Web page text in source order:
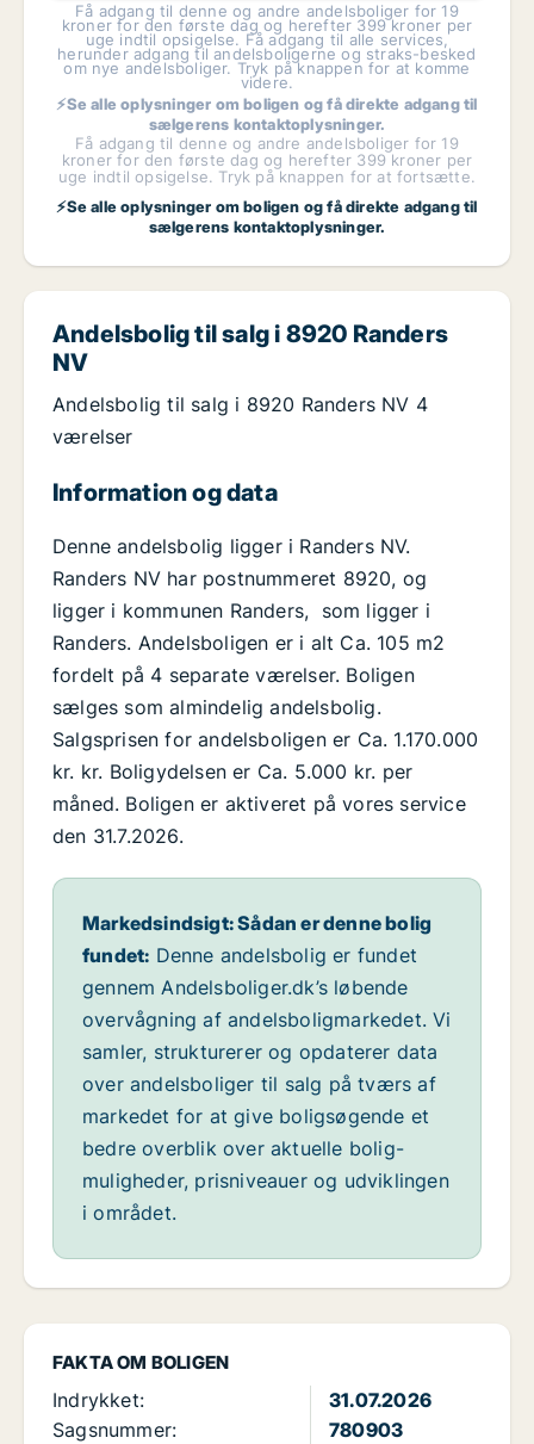
Få adgang til denne og andre andelsboliger for 19
kroner for den første dag og herefter 399 kroner per
uge indtil opsigelse. Få adgang til alle services,
herunder adgang til andelsboligerne og straks-besked
om nye andelsboliger. Tryk på knappen for at komme
videre.
⚡Se alle oplysninger om boligen og få direkte adgang til
sælgerens kontaktoplysninger.
Få adgang til denne og andre andelsboliger for 19
kroner for den første dag og herefter 399 kroner per
uge indtil opsigelse. Tryk på knappen for at fortsætte.
⚡Se alle oplysninger om boligen og få direkte adgang til
sælgerens kontaktoplysninger.
FAKTA OM BOLIGEN
Indrykket:
31.07.2026
Sagsnummer:
780903
Andelsbolig til salg i 8920 Randers
NV
Andelsbolig til salg i 8920 Randers NV 4
værelser
Information og data
Denne andelsbolig ligger i Randers NV.
Randers NV har postnummeret 8920, og
ligger i kommunen Randers, som ligger i
Randers. Andelsboligen er i alt Ca. 105 m2
fordelt på 4 separate værelser. Boligen
sælges som almindelig andelsbolig.
Salgsprisen for andelsboligen er Ca. 1.170.000
kr. kr. Boligydelsen er Ca. 5.000 kr. per
måned. Boligen er aktiveret på vores service
den 31.7.2026.
Markedsindsigt: Sådan er denne bolig
fundet: Denne andelsbolig er fundet
gennem Andelsboliger.dk’s løbende
overvågning af andelsboligmarkedet. Vi
samler, strukturerer og opdaterer data
over andelsboliger til salg på tværs af
markedet for at give boligsøgende et
bedre overblik over aktuelle bolig-
muligheder, prisniveauer og udviklingen
i området.